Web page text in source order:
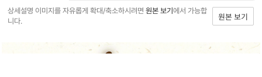
상세설명 이미지를 자유롭게 확대/축소하시려면원본 보기에서 가능합
니다.
원본 보기